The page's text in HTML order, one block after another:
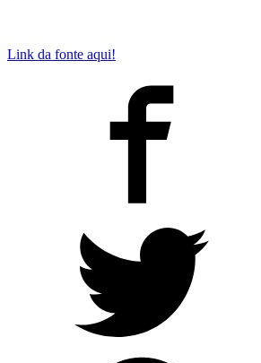
Link da fonte aqui!